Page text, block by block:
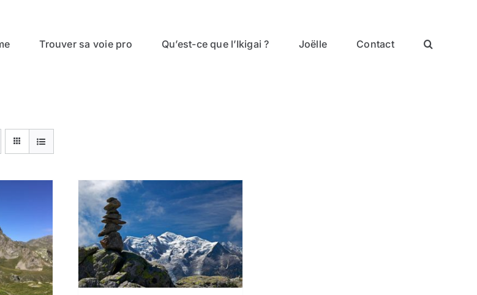
Trouver sa voie pro Qu’est-ce que l’Ikigai ? Joëlle Contact